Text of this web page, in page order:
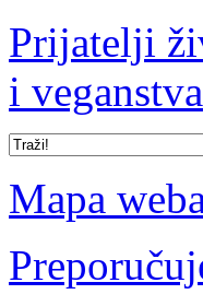
Prijatelji
i veganstva
Mapa